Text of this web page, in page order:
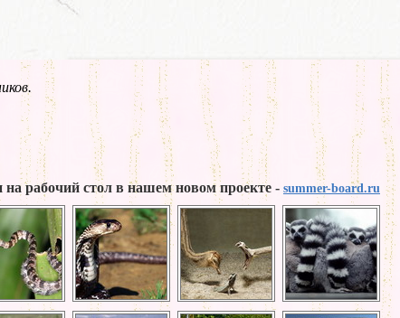
на рабочий стол в нашем новом проекте - summer-board.ru